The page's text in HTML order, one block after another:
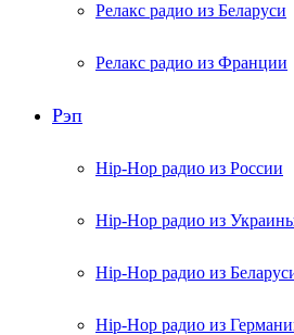
Релакс радио из Беларуси
Релакс радио из Франции
Рэп
Hip-Hop радио из России
Hip-Hop радио из
Hip-Hop радио из
Hip-Hop радио из